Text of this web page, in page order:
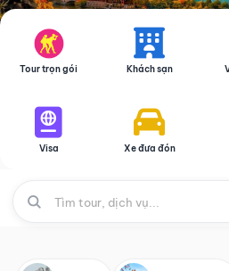
Tour trọn gói Khách sạn
Visa Xe đưa đón